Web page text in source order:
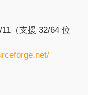
（支援 32/64 位